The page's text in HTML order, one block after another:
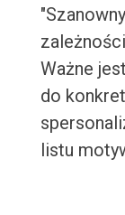
Ważne
do
listu